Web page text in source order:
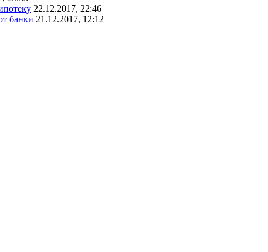
22.12.2017, 22:46
банки 21.12.2017, 12:12